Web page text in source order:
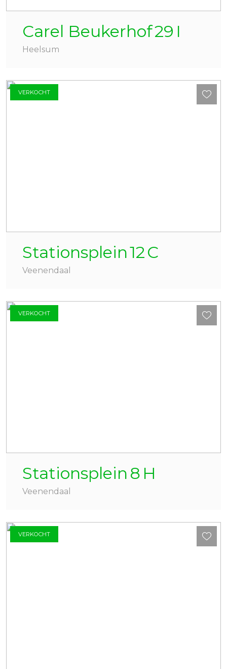
Carel Beukerhof29 I
Heelsum
VERKOCHT
Stationsplein12C
Veenendaal
VERKOCHT
Stationsplein 8 H
Veenendaal
VERKOCHT